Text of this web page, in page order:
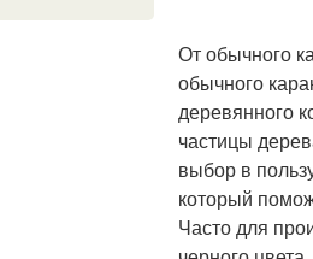
От обычного
обычного
деревянного
частицы
выбор в
который
Часто для